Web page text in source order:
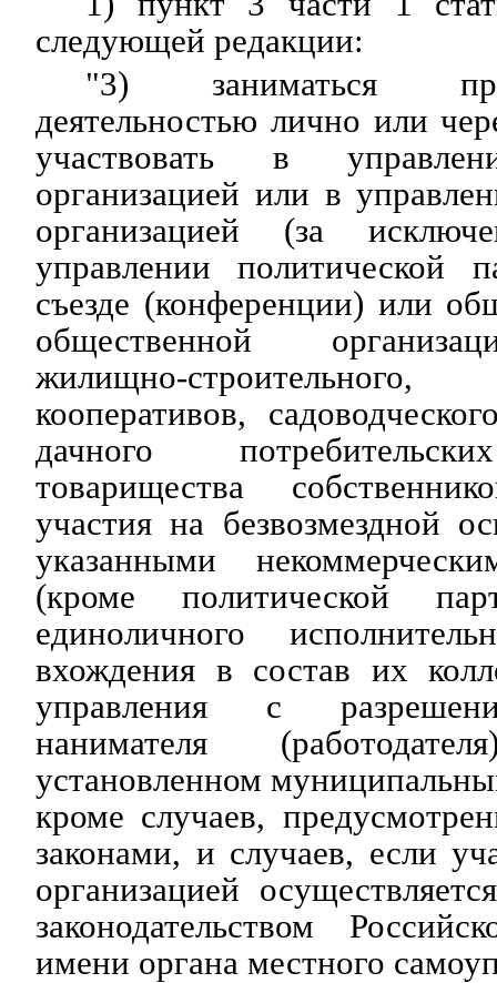
следующей редакции:
"3) заниматься
деятельностью лично или
участвовать в
организацией или в
организацией (за
управлении политической
съезде (конференции) или
общественной
жилищно-
кооперативов,
дачного
товарищества
участия на безвозмездной
указанными
(кроме политической
единоличного
вхождения в состав их
управления с
нанимателя
установленном
кроме случаев,
законами, и случаев, если
организацией
законодательством
имени органа местного